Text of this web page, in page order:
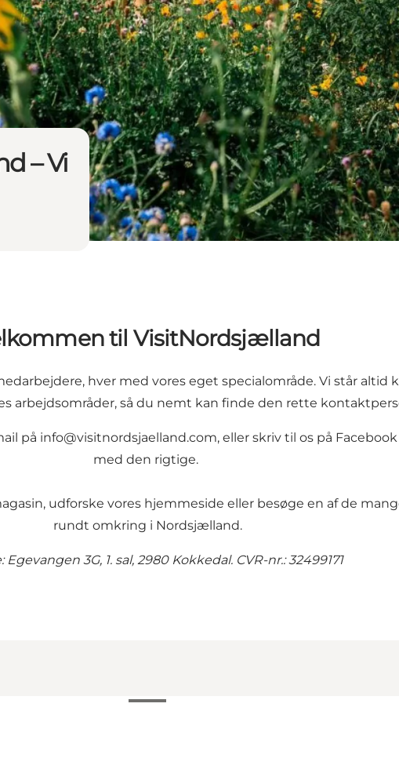
– Vi
til VisitNordsjælland
hver med vores eget specialområde. Vi står
arbejdsområder, så du nemt kan finde den rette
på info@visitnordsjaelland.com, eller skriv til os på
med den rigtige.
, udforske vores hjemmeside eller besøge en af de
rundt omkring i Nordsjælland.
Egevangen 3G, 1. sal, 2980 Kokkedal. CVR-nr.: 32499171